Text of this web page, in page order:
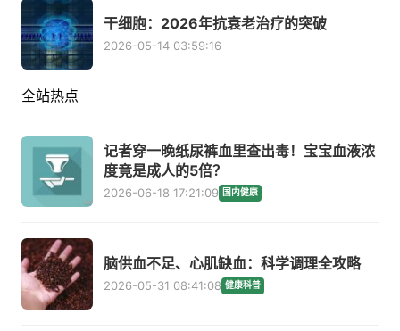
干细胞：2026年抗衰老治疗的突破
2026-05-14 03:59:16
全站热点
记者穿一晚纸尿裤血里查出毒！宝宝血液浓
度竟是成人的5倍？
2026-06-18 17:21:09 国内健康
脑供血不足、心肌缺血：科学调理全攻略
2026-05-31 08:41:08 健康科普